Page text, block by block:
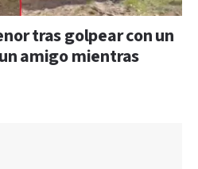
tras golpear con un
amigo mientras